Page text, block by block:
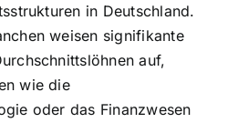
in Deutschland.
weisen signifikante
auf,
wie die
oder das Finanzwesen